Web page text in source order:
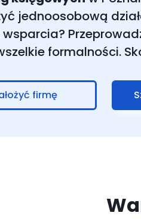
firmę
jednoosobową
formalności.